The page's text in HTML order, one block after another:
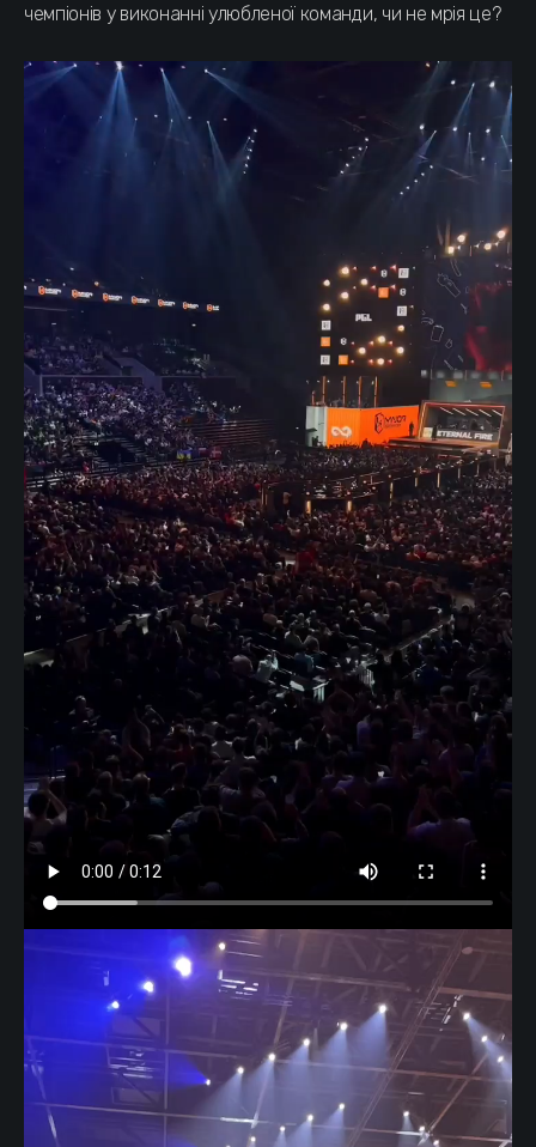
чемпіонів у виконанні улюбленої команди, чи не мрія це?